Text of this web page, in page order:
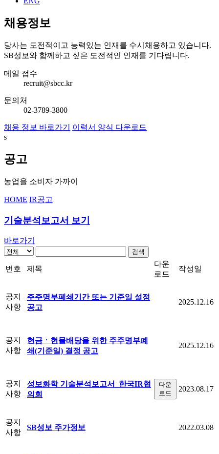
채용정보
당사는 도전적이고 능력있는 인재를 수시채용하고 있습니다.
SB성보와 함께하고 싶은 도전적인 인재를 기다립니다.
메일 접수
recruit@sbcc.kr
문의처
02-3789-3800
채용 정보 바로가기
이력서 양식 다운로드
s
공고
농업을 소비자 가까이
HOME IR공고
기술분석보고서 보기
바로가기
검색
번호 제목
다운
로드
작성일
공지
사항
주주명부폐쇄기간 또는 기준일 설정
공고
2025.12.16
공지
사항
현금ㆍ현물배당을 위한 주주명부폐
쇄(기준일) 결정 공고
2025.12.16
공지
사항
성보화학 기술분석보고서_한국IR협
의회
다운
로드
2023.08.17
공지
사항
SB성보 주가정보 2022.03.08